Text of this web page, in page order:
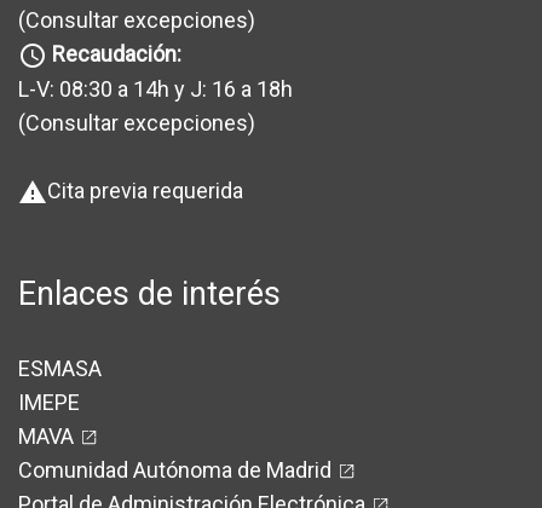
(Consultar excepciones)
query_builder Recaudación:
L-V: 08:30 a 14h y J: 16 a 18h
(Consultar excepciones)
warningCita previa requerida
Enlaces de interés
ESMASA
IMEPE
MAVA
Comunidad Autónoma de Madrid